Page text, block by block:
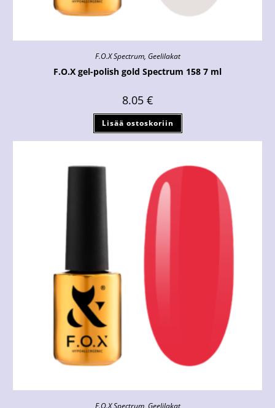
F.O.X Spectrum, Geelilakat
F.O.X gel-polish gold Spectrum 158 7 ml
8.05 €
Lisää ostoskoriin
F.O.X Spectrum, Geelilakat